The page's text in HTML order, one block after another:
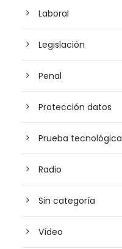
Laboral
Legislación
Penal
Protección datos
Prueba tecnológica
Radio
Sin categoría
Vídeo